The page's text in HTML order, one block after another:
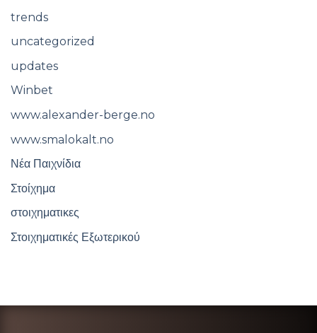
trends
uncategorized
updates
Winbet
www.alexander-berge.no
www.smalokalt.no
Νέα Παιχνίδια
Στοίχημα
στοιχηματικες
Στοιχηματικές Εξωτερικού